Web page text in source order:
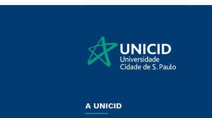
A UNICID